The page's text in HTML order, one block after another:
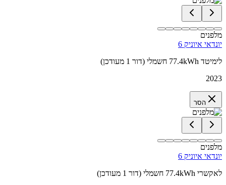
מלפנים
יונדאי איוניק 6
לימיטד 77.4kWh חשמלי (דור 1 מעודכן)
2023
הסר
מלפנים
יונדאי איוניק 6
לאקשרי 77.4kWh חשמלי (דור 1 מעודכן)